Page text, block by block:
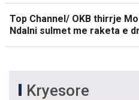
Top Channel/ OKB thirrje
Ndalni sulmet me raketa e
Kryesore